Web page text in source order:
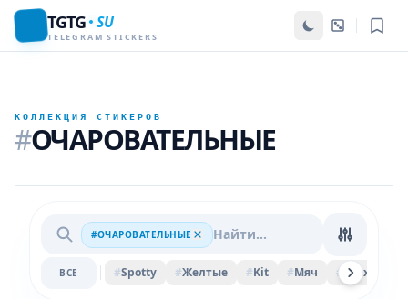
TGTG SU
TELEGRAM STICKERS
КОЛЛЕКЦИЯ СТИКЕРОВ
#ОЧАРОВАТЕЛЬНЫЕ
#ОЧАРОВАТЕЛЬНЫЕ
ВСЕ #Spotty #Желтые #Kit #Мяч # Felix